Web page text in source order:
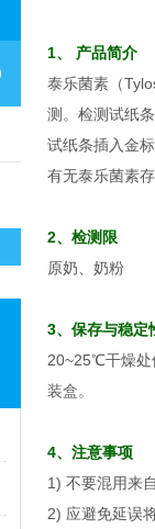
1、 产品简介
泰乐菌素（
测。检测试纸
试纸条插入金
有无泰乐菌素
2、检测限
原奶、奶粉
3、保存与稳定
20~25℃干燥处
装盒。
4、注意事项
1) 不要混用来
2) 应避免延误